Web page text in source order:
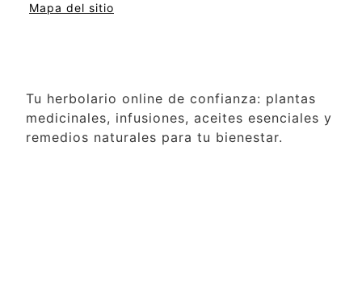
Mapa del sitio
Tu herbolario online de confianza: plantas
medicinales, infusiones, aceites esenciales y
remedios naturales para tu bienestar.